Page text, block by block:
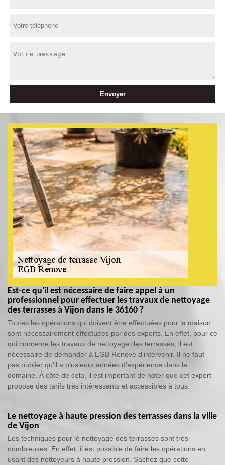
Est-ce qu'il est nécessaire de faire appel à un
professionnel pour effectuer les travaux de nettoyage
des terrasses à Vijon dans le 36160 ?
Toutes les opérations qui doivent être effectuées pour la maison
sont nécessairement effectuées par des experts. En effet, pour ce
qui concerne les travaux de nettoyage des terrasses, il est
nécessaire de demander à EGB Renove d'intervenir. Il ne faut
pas oublier qu'il a plusieurs années d'expérience dans le
domaine. À côté de cela, il est important de noter que cet expert
propose des tarifs très intéressants et accessibles à tous.
Le nettoyage à haute pression des terrasses dans la ville
de Vijon
Les techniques pour le nettoyage des terrasses sont très
nombreuses. En effet, il est possible de faire les opérations en
usant des nettoyeurs à haute pression. Sachez que cette